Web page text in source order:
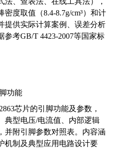
度取值（8.4-8.7g/cm³）和计
提供实际计算案例、误差分析
参考GB/T 4423-2007等国家标
功能
芯片的引脚功能及参数，
典型电压/电流值、内部逻辑
并附引脚参数对照表。内容涵
机制及典型应用电路设计要